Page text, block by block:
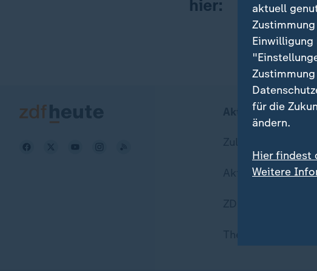
hier:
Aktuell bei
Aktuelle
aktuell
für die
ändern.
Hier findest
Weitere